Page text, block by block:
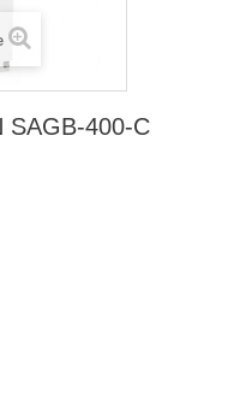
SAGB-400-C